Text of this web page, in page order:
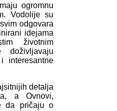
ogromnu
Vodolije su
odgovara
idejama
životnim
doživljavaju
interesantne
detalja
a Ovnovi,
da pričaju o